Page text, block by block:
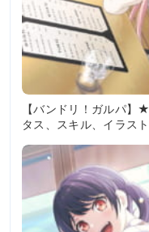
【バンドリ！ガルパ
タス、スキル、イラス